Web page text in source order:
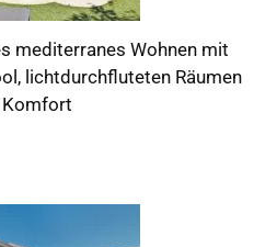
mediterranes Wohnen mit
lichtdurchfluteten Räumen